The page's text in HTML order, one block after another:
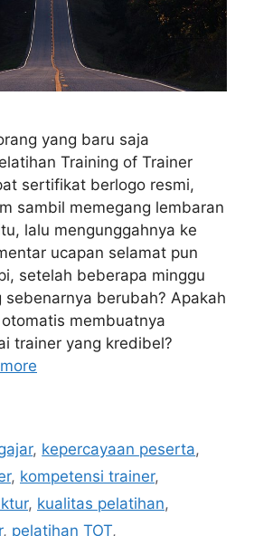
yang baru saja
Training of Trainer
sertifikat berlogo resmi,
sambil memegang lembaran
lalu mengunggahnya ke
ucapan selamat pun
setelah beberapa minggu
sebenarnya berubah? Apakah
membuatnya
trainer yang kredibel?
, kepercayaan peserta,
, kompetensi trainer,
, kualitas pelatihan,
, pelatihan TOT,